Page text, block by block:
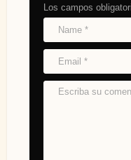
Los campos